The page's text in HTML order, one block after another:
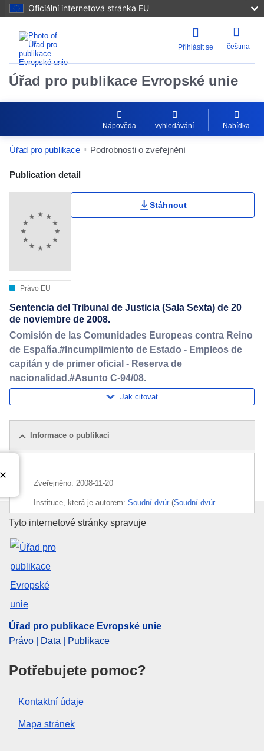
Oficiální internetová stránka EU
Přihlásit se čeština
Úřad pro publikace Evropské unie
Nápověda vyhledávání Nabídka
Úřad pro publikace Podrobnosti o zveřejnění
Publication Detail Actions Portlet
Publication detail
Právo EU
Stáhnout
Sentencia del Tribunal de Justicia (Sala Sexta) de 20
de noviembre de 2008.
Comisión de las Comunidades Europeas contra Reino
de España.#Incumplimiento de Estado - Empleos de
capitán y de primer oficial - Reserva de
nacionalidad.#Asunto C-94/08.
Jak citovat
Informace o publikaci
Zveřejněno: 2008-11-20
Instituce, která je autorem: Soudní dvůr (Soudní dvůr
Evropské unie
ECLI : ECLI:EU:C:2008:648
Úřad pro publikace Evropské
Tyto internetové stránky spravuje
Úřad pro publikace Evropské unie
Právo | Data | Publikace
Potřebujete pomoc?
Kontaktní údaje
Mapa stránek